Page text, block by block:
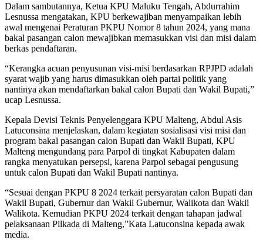
Dalam sambutannya, Ketua KPU Maluku Tengah, Abdurrahim
Lesnussa mengatakan, KPU berkewajiban menyampaikan lebih
awal mengenai Peraturan PKPU Nomor 8 tahun 2024, yang mana
bakal pasangan calon mewajibkan memasukkan visi dan misi dalam
berkas pendaftaran.
“Kerangka acuan penyusunan visi-misi berdasarkan RPJPD adalah
syarat wajib yang harus dimasukkan oleh partai politik yang
nantinya akan mendaftarkan bakal calon Bupati dan Wakil Bupati,”
ucap Lesnussa.
Kepala Devisi Teknis Penyelenggara KPU Malteng, Abdul Asis
Latuconsina menjelaskan, dalam kegiatan sosialisasi visi misi dan
program bakal pasangan calon Bupati dan Wakil Bupati, KPU
Malteng mengundang para Parpol di tingkat Kabupaten dalam
rangka menyatukan persepsi, karena Parpol sebagai pengusung
untuk calon Bupati dan Wakil Bupati nantinya.
“Sesuai dengan PKPU 8 2024 terkait persyaratan calon Bupati dan
Wakil Bupati, Gubernur dan Wakil Gubernur, Walikota dan Wakil
Walikota. Kemudian PKPU 2024 terkait dengan tahapan jadwal
pelaksanaan Pilkada di Malteng,”Kata Latuconsina kepada awak
media.